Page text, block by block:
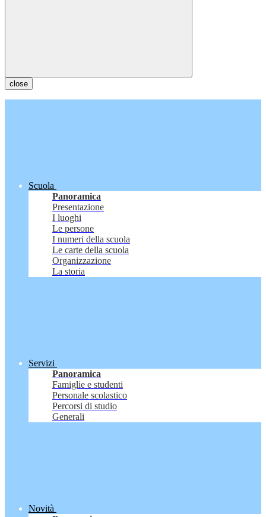
close
Scuola
Panoramica
Presentazione
I luoghi
Le persone
I numeri della scuola
Le carte della scuola
Organizzazione
La storia
Servizi
Panoramica
Famiglie e studenti
Personale scolastico
Percorsi di studio
Generali
Novità